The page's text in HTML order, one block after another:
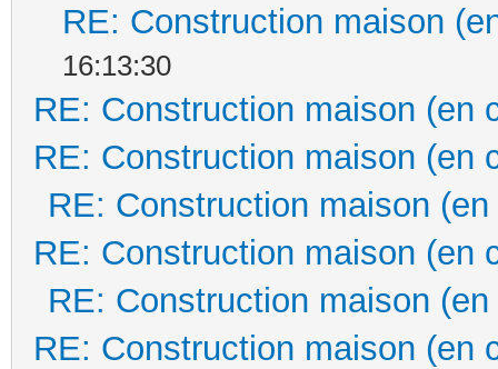
RE: Construction maison
16:13:30
RE: Construction maison (en
RE: Construction maison (en
RE: Construction maison
RE: Construction maison (en
RE: Construction maison
RE: Construction maison (en